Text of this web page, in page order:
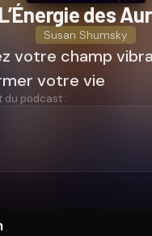
Appareil photo, pointe
L’Énergie des
Susan Shumsky
votre champ
votre vie
du podcast :